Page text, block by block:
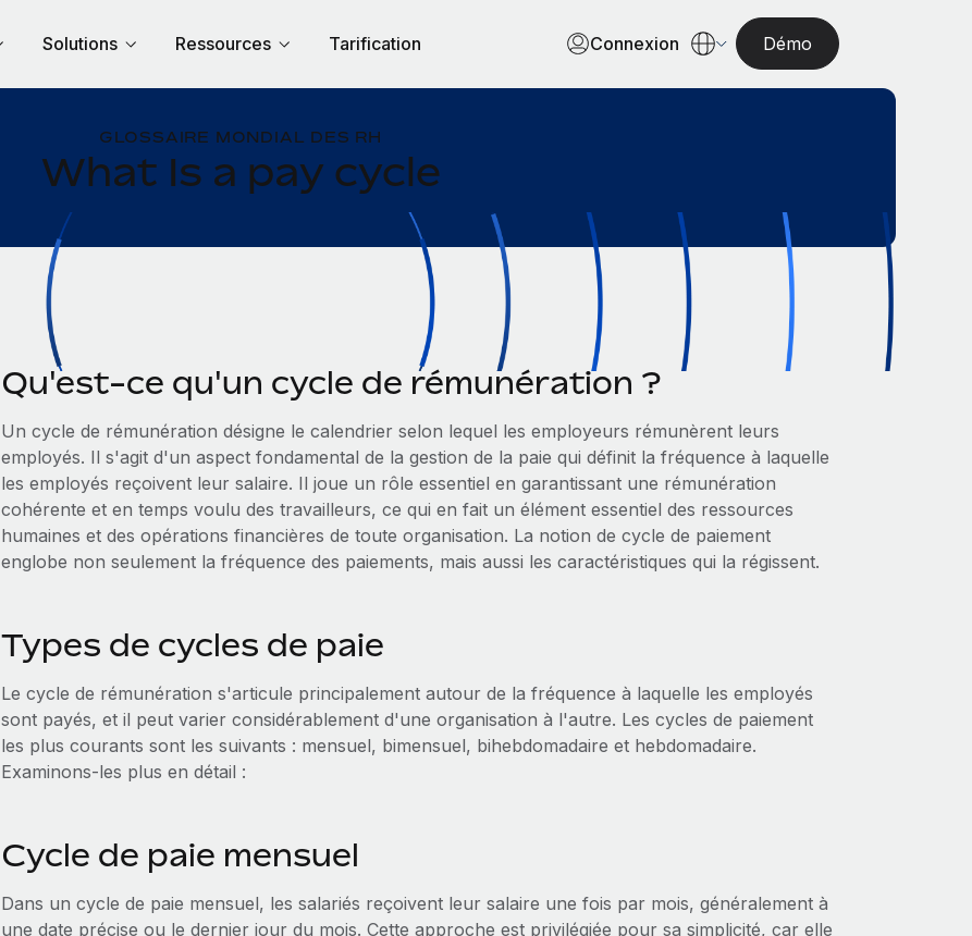
Solutions Ressources Tarification Connexion Démo
GLOSSAIRE MONDIAL DES RH
What Is a pay cycle
Qu'est-ce qu'un cycle de rémunération ?
Un cycle de rémunération désigne le calendrier selon lequel les employeurs rémunèrent leurs
employés. Il s'agit d'un aspect fondamental de la gestion de la paie qui définit la fréquence à laquelle
les employés reçoivent leur salaire. Il joue un rôle essentiel en garantissant une rémunération
cohérente et en temps voulu des travailleurs, ce qui en fait un élément essentiel des ressources
humaines et des opérations financières de toute organisation. La notion de cycle de paiement
englobe non seulement la fréquence des paiements, mais aussi les caractéristiques qui la régissent.
Types de cycles de paie
Le cycle de rémunération s'articule principalement autour de la fréquence à laquelle les employés
sont payés, et il peut varier considérablement d'une organisation à l'autre. Les cycles de paiement
les plus courants sont les suivants : mensuel, bimensuel, bihebdomadaire et hebdomadaire.
Examinons-les plus en détail :
Cycle de paie mensuel
Dans un cycle de paie mensuel, les salariés reçoivent leur salaire une fois par mois, généralement à
une date précise ou le dernier jour du mois. Cette approche est privilégiée pour sa simplicité, car elle